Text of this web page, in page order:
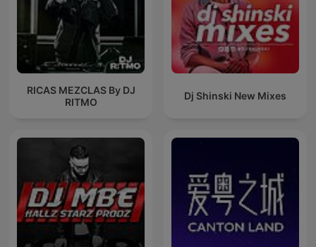
RICAS MEZCLAS By DJ
RITMO
Dj Shinski New Mixes